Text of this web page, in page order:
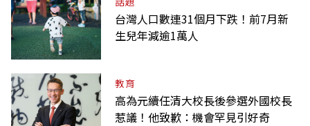
台灣人口數連31個月下跌！前7月新
生兒年減逾1萬人
教育
高為元續任清大校長後參選外國校長
惹議！他致歉：機會罕見引好奇